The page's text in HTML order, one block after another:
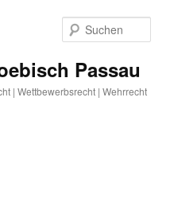
Passau
| Wettbewerbsrecht | Wehrrecht